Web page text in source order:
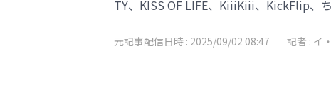
TY、KISS OF LIFE、KiiiKiii、KickFlip、
元記事配信日時 : 2025/09/02 08:47 記者 : イ